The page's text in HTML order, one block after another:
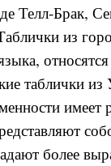
Телл-Брак,
из
таблички
более